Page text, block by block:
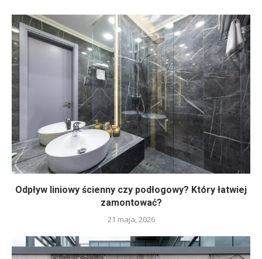
Odpływ liniowy ścienny czy podłogowy? Który łatwiej
zamontować?
21 maja, 2026